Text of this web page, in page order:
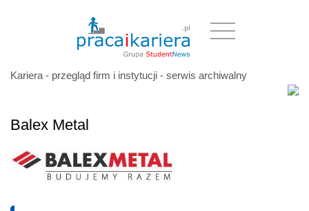
Kariera - przegląd firm i instytucji - serwis archiwalny
Balex Metal